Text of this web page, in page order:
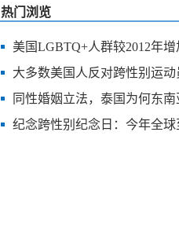
热门浏览
美国LGBTQ+人群较2012年
大多数美国人反对跨性别运动
同性婚姻立法，泰国为何东南
纪念跨性别纪念日：今年全